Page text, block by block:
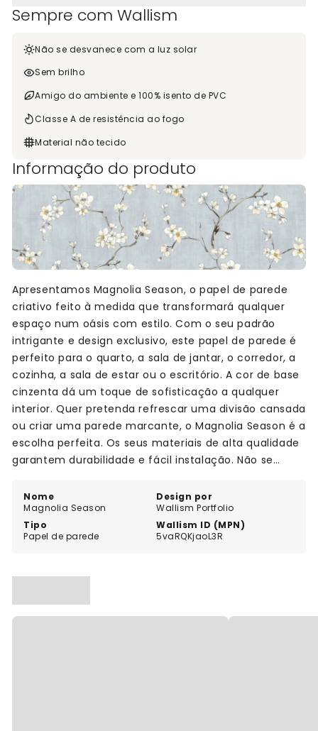
Sempre com Wallism
Não se desvanece com a luz solar
Sem brilho
Amigo do ambiente e 100% isento de PVC
Classe A de resistência ao fogo
Material não tecido
Informação do produto
Nome
Magnolia Season
Design por
Wallism Portfolio
Tipo
Papel de parede
Wallism ID (MPN)
5vaRQKjaoL3R
Apresentamos Magnolia Season, o papel de parede
criativo feito à medida que transformará qualquer
espaço num oásis com estilo. Com o seu padrão
intrigante e design exclusivo, este papel de parede é
perfeito para o quarto, a sala de jantar, o corredor, a
cozinha, a sala de estar ou o escritório. A cor de base
cinzenta dá um toque de sofisticação a qualquer
interior. Quer pretenda refrescar uma divisão cansada
ou criar uma parede marcante, o Magnolia Season é a
escolha perfeita. Os seus materiais de alta qualidade
garantem durabilidade e fácil instalação. Não se
extraordinário com Magnolia Season. Dê um toque de
elegância e estilo ao seu espaço hoje mesmo.